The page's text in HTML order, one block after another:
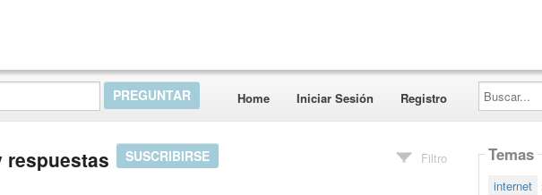
Home Iniciar Sesión Registro
Buscar...
respuestas SUSCRIBIRSE Filtro Temas
internet